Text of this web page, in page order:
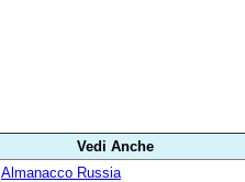
Vedi Anche
Almanacco Russia